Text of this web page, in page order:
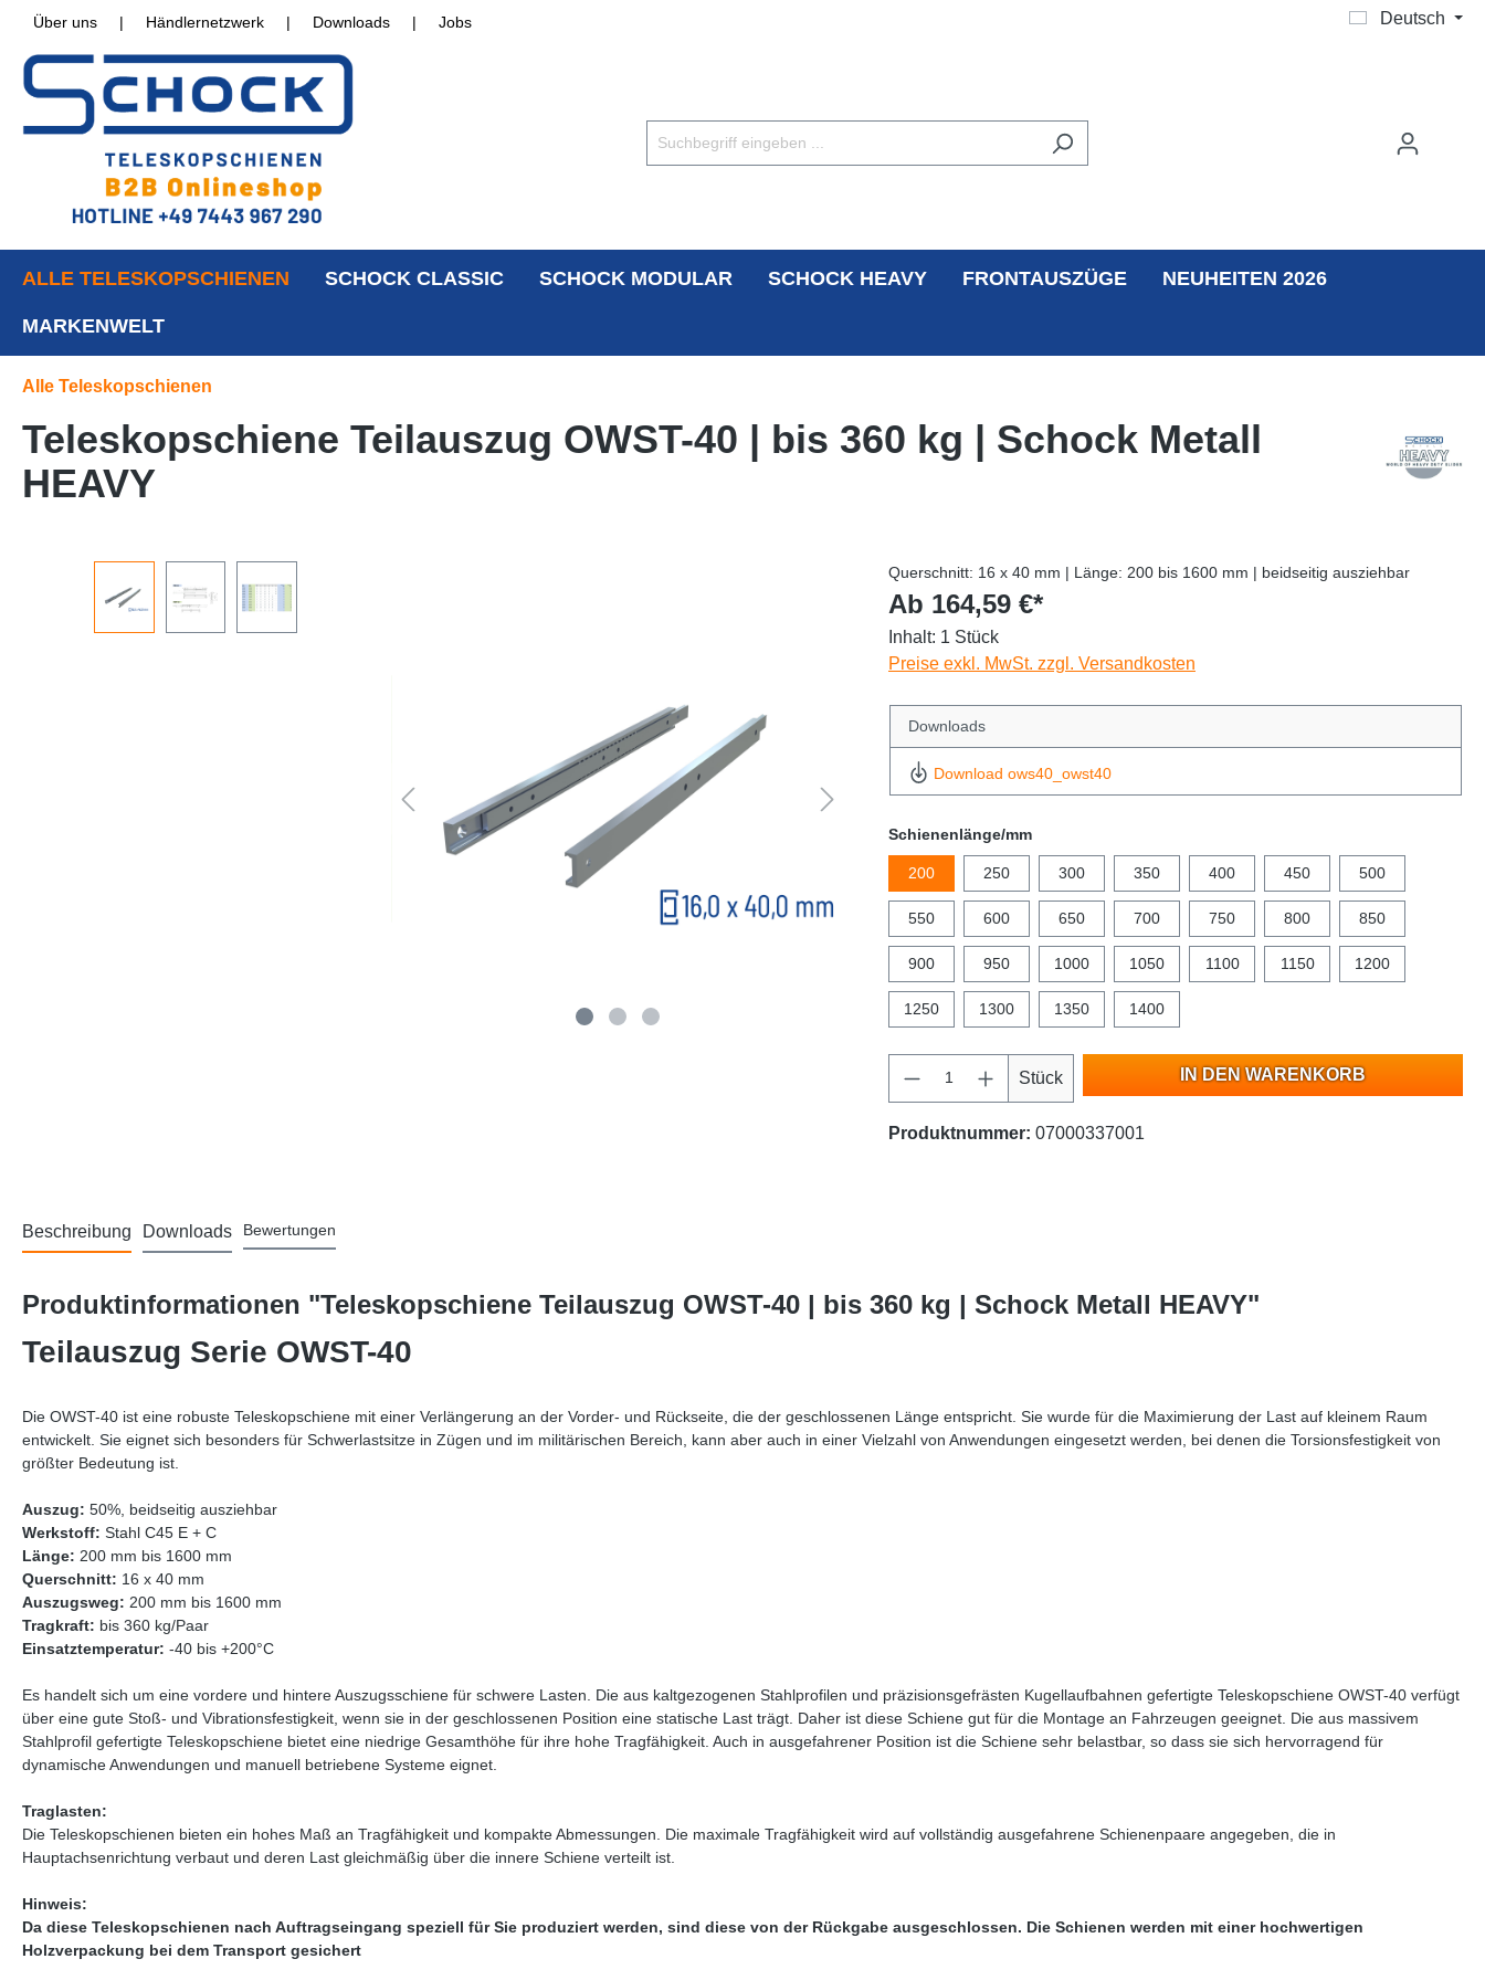
Über uns | Händlernetzwerk | Downloads | Jobs Deutsch
ALLE TELESKOPSCHIENEN SCHOCK CLASSIC SCHOCK MODULAR SCHOCK HEAVY FRONTAUSZÜGE NEUHEITEN 2026
MARKENWELT
Alle Teleskopschienen
Teleskopschiene Teilauszug OWST-40 | bis 360 kg | Schock Metall
HEAVY
Querschnitt: 16 x 40 mm | Länge: 200 bis 1600 mm | beidseitig ausziehbar
Ab 164,59 €*
Inhalt: 1 Stück
Preise exkl. MwSt. zzgl. Versandkosten
Downloads
Download ows40_owst40
Schienenlänge/mm
200 250 300 350 400 450 500
550 600 650 700 750 800 850
900 950 1000 1050 1100 1150 1200
1250 1300 1350 1400
Stück IN DEN WARENKORB
Produktnummer: 07000337001
Beschreibung Downloads Bewertungen
Produktinformationen "Teleskopschiene Teilauszug OWST-40 | bis 360 kg | Schock Metall HEAVY"
Teilauszug Serie OWST-40
Die OWST-40 ist eine robuste Teleskopschiene mit einer Verlängerung an der Vorder- und Rückseite, die der geschlossenen Länge entspricht. Sie wurde für die Maximierung der Last auf kleinem Raum
entwickelt. Sie eignet sich besonders für Schwerlastsitze in Zügen und im militärischen Bereich, kann aber auch in einer Vielzahl von Anwendungen eingesetzt werden, bei denen die Torsionsfestigkeit von
größter Bedeutung ist.
Auszug: 50%, beidseitig ausziehbar
Werkstoff: Stahl C45 E + C
Länge: 200 mm bis 1600 mm
Querschnitt: 16 x 40 mm
Auszugsweg: 200 mm bis 1600 mm
Tragkraft: bis 360 kg/Paar
Einsatztemperatur: -40 bis +200°C
Es handelt sich um eine vordere und hintere Auszugsschiene für schwere Lasten. Die aus kaltgezogenen Stahlprofilen und präzisionsgefrästen Kugellaufbahnen gefertigte Teleskopschiene OWST-40 verfügt
über eine gute Stoß- und Vibrationsfestigkeit, wenn sie in der geschlossenen Position eine statische Last trägt. Daher ist diese Schiene gut für die Montage an Fahrzeugen geeignet. Die aus massivem
Stahlprofil gefertigte Teleskopschiene bietet eine niedrige Gesamthöhe für ihre hohe Tragfähigkeit. Auch in ausgefahrener Position ist die Schiene sehr belastbar, so dass sie sich hervorragend für
dynamische Anwendungen und manuell betriebene Systeme eignet.
Traglasten:
Die Teleskopschienen bieten ein hohes Maß an Tragfähigkeit und kompakte Abmessungen. Die maximale Tragfähigkeit wird auf vollständig ausgefahrene Schienenpaare angegeben, die in
Hauptachsenrichtung verbaut und deren Last gleichmäßig über die innere Schiene verteilt ist.
Hinweis:
Da diese Teleskopschienen nach Auftragseingang speziell für Sie produziert werden, sind diese von der Rückgabe ausgeschlossen. Die Schienen werden mit einer hochwertigen
Holzverpackung bei dem Transport gesichert